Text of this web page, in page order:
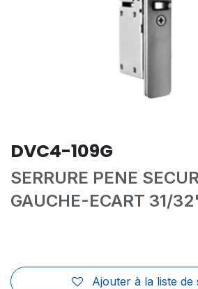
DVC4-109G
SERRURE PENE
GAUCHE-ECART 31/
Ajouter à la liste de